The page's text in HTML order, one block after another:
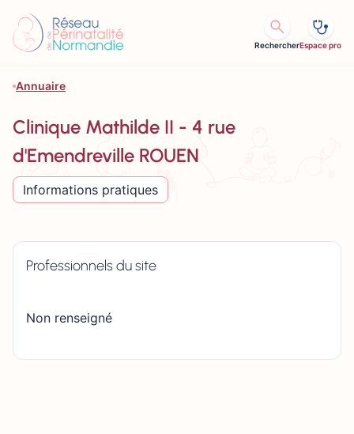
RechercherEspace pro
Annuaire
Clinique Mathilde II - 4 rue
d'Emendreville ROUEN
Informations pratiques
Professionnels du site
Non renseigné